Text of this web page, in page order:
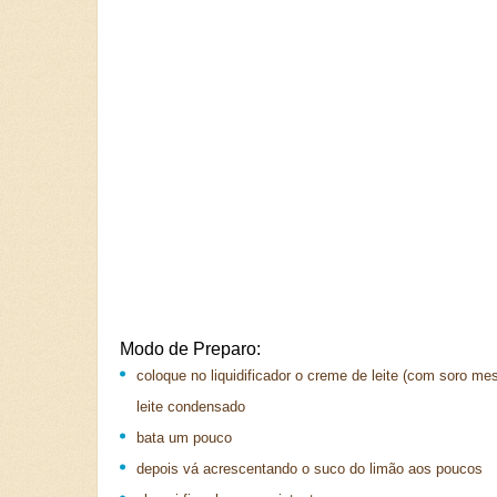
Modo de Preparo:
coloque no liquidificador o creme de leite (com soro
leite condensado
bata um pouco
depois vá acrescentando o suco do limão aos poucos